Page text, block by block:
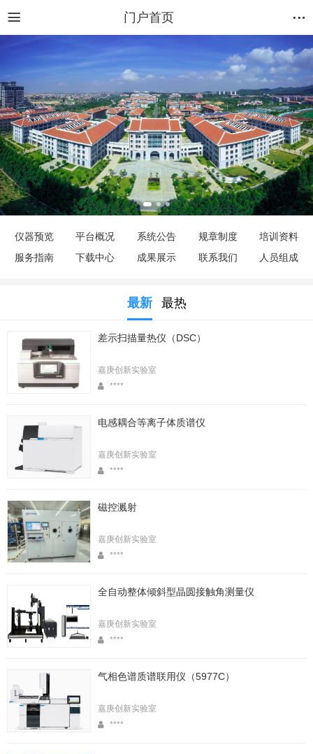
门户首页
仪器预览 平台概况 系统公告 规章制度
培训资料
服务指南
下载中心 成果展示 联系我们 人员组成
最新 最热
差示扫描量热仪（DSC）
嘉庚创新实验室
****
电感耦合等离子体质谱仪
嘉庚创新实验室
****
磁控溅射
嘉庚创新实验室
****
全自动整体倾斜型晶圆接触角测量仪
嘉庚创新实验室
****
气相色谱质谱联用仪（5977C）
嘉庚创新实验室
****